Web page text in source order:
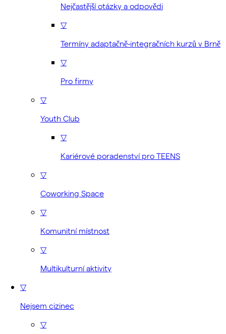
Nejčastější otázky a odpovědi
▽
Termíny adaptačně-integračních kurzů v Brně
▽
Pro firmy
▽
Youth Club
▽
Kariérové poradenství pro TEENS
▽
Coworking Space
▽
Komunitní místnost
▽
Multikulturní aktivity
▽
Nejsem cizinec
▽